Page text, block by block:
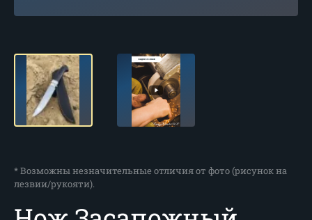
* Возможны незначительные отличия от фото (рисунок на
лезвии/рукояти).